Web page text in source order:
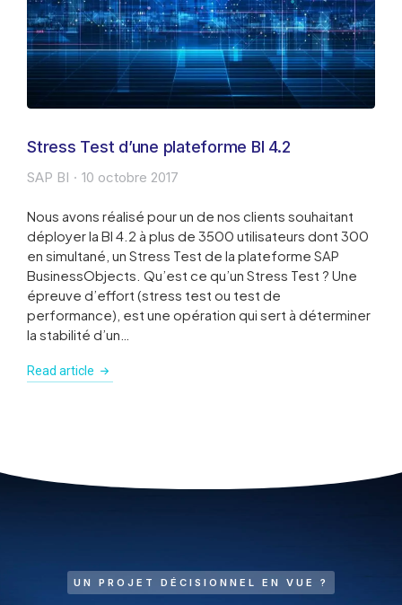
Stress Test d’une plateforme BI 4.2
SAP BI 10 octobre 2017
Nous avons réalisé pour un de nos clients souhaitant
déployer la BI 4.2 à plus de 3500 utilisateurs dont 300
en simultané, un Stress Test de la plateforme SAP
BusinessObjects. Qu’est ce qu’un Stress Test ? Une
épreuve d’effort (stress test ou test de
performance), est une opération qui sert à déterminer
la stabilité d’un…
Read article
UN PROJET DÉCISIONNEL EN VUE ?